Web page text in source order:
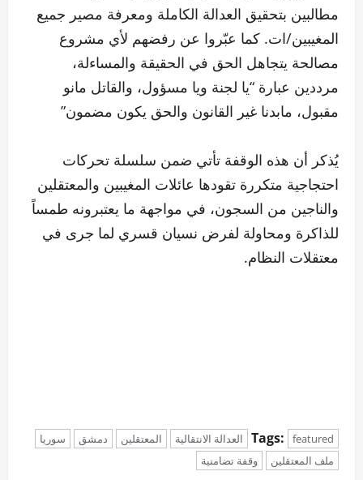
مطالبين بتحقيق العدالة الكاملة ومعرفة مصير جميع
المغيبين/ات. كما عبّروا عن رفضهم لأي مشروع
مصالحة يتجاهل الحق في الحقيقة والمساءلة،
مرددين عبارة “يا لجنة ويا مسؤول، والقاتل مانو
مقبول، مابدنا غير القانون والحق يكون مضمون”
يُذكر أن هذه الوقفة تأتي ضمن سلسلة تحركات
احتجاجية متكررة تقودها عائلات المغيبين والمعتقلين
والناجين من السجون، في مواجهة ما يعتبرونه طمساً
للذاكرة ومحاولة لفرض نسيان قسري لما جرى في
معتقلات النظام.
Tags: featured العدالة الانتقالية المعتقلين دمشق
سوريا
ملف المعتقلين
وقفة تضامنية